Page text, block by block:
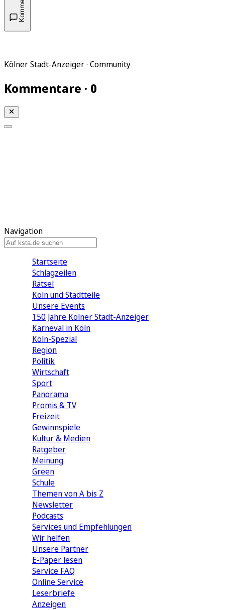
Kölner Stadt-Anzeiger · Community
Kommentare · 0
Navigation
Startseite
Schlagzeilen
Rätsel
Köln und Stadtteile
Unsere Events
150 Jahre Kölner Stadt-Anzeiger
Karneval in Köln
Köln-Spezial
Region
Politik
Wirtschaft
Sport
Panorama
Promis & TV
Freizeit
Gewinnspiele
Kultur & Medien
Ratgeber
Meinung
Green
Schule
Themen von A bis Z
Newsletter
Podcasts
Services und Empfehlungen
Wir helfen
Unsere Partner
E-Paper lesen
Service FAQ
Online Service
Leserbriefe
Anzeigen